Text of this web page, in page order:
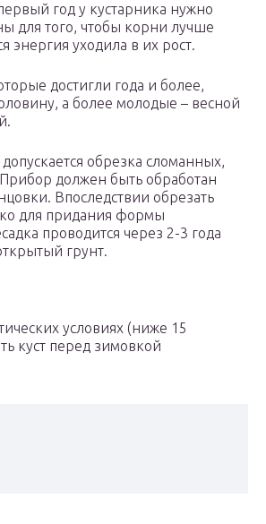
год у кустарника нужно
для того, чтобы корни лучше
энергия уходила в их рост.
достигли года и более,
а более молодые – весной
обрезка сломанных,
должен быть обработан
Впоследствии обрезать
для придания формы
проводится через 2-3 года
грунт.
условиях (ниже 15
куст перед зимовкой